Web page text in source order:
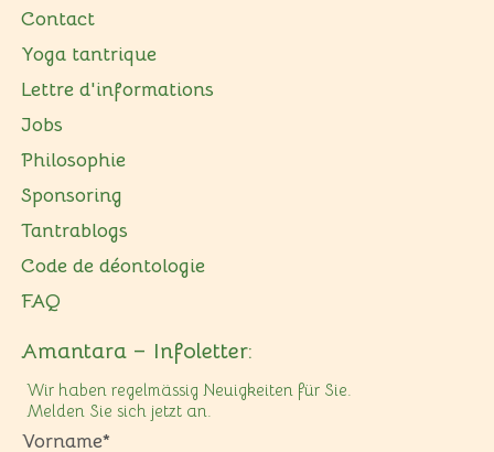
Contact
Yoga tantrique
Lettre d'informations
Jobs
Philosophie
Sponsoring
Tantrablogs
Code de déontologie
FAQ
Amantara – Infoletter:
Wir haben regelmässig Neuigkeiten für Sie.
Melden Sie sich jetzt an.
Vorname*